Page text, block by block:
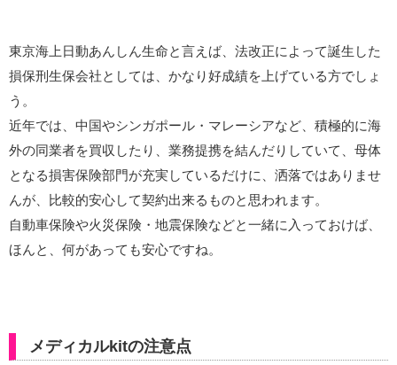
東京海上日動あんしん生命と言えば、法改正によって誕生した
損保刑生保会社としては、かなり好成績を上げている方でしょ
う。
近年では、中国やシンガポール・マレーシアなど、積極的に海
外の同業者を買収したり、業務提携を結んだりしていて、母体
となる損害保険部門が充実しているだけに、洒落ではありませ
んが、比較的安心して契約出来るものと思われます。
自動車保険や火災保険・地震保険などと一緒に入っておけば、
ほんと、何があっても安心ですね。
メディカルkitの注意点